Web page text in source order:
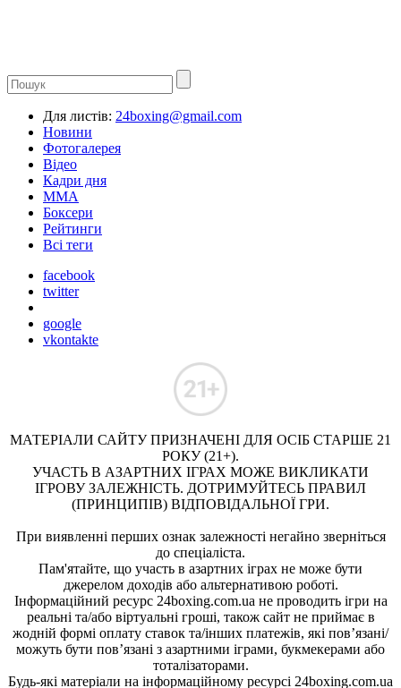
Для листів: 24boxing@gmail.com
Новини
Фотогалерея
Відео
Кадри дня
ММА
Боксери
Рейтинги
Всі теги
facebook
twitter
google
vkontakte
МАТЕРІАЛИ САЙТУ ПРИЗНАЧЕНІ ДЛЯ ОСІБ СТАРШЕ 21
РОКУ (21+).
УЧАСТЬ В АЗАРТНИХ ІГРАХ МОЖЕ ВИКЛИКАТИ
ІГРОВУ ЗАЛЕЖНІСТЬ. ДОТРИМУЙТЕСЬ ПРАВИЛ
(ПРИНЦИПІВ) ВІДПОВІДАЛЬНОЇ ГРИ.
При виявленні перших ознак залежності негайно зверніться
до спеціаліста.
Пам'ятайте, що участь в азартних іграх не може бути
джерелом доходів або альтернативою роботі.
Інформаційний ресурс 24boxing.com.ua не проводить ігри на
реальні та/або віртуальні гроші, також сайт не приймає в
жодній формі оплату ставок та/інших платежів, які пов’язані/
можуть бути пов’язані з азартними іграми, букмекерами або
тоталізаторами.
Будь-які матеріали на інформаційному ресурсі 24boxing.com.ua